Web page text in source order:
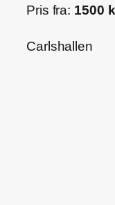
Pris fra: 1500
Carlshallen